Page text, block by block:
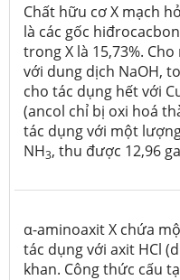
Chất hữu cơ X mạch
là các gốc
trong X là 15,73%.
với dung dịch NaOH,
cho tác dụng hết với
(ancol chỉ bị oxi hoá
tác dụng với một
NH3, thu được 12,96
α-aminoaxit X chứa
tác dụng với axit HCl
khan. Công thức cấu